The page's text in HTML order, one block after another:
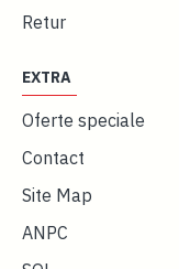
Retur
EXTRA
Oferte speciale
Contact
Site Map
ANPC